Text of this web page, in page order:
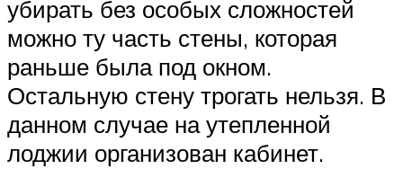
убирать без особых сложностей
можно ту часть стены, которая
раньше была под окном.
Остальную стену трогать нельзя. В
данном случае на утепленной
лоджии организован кабинет.